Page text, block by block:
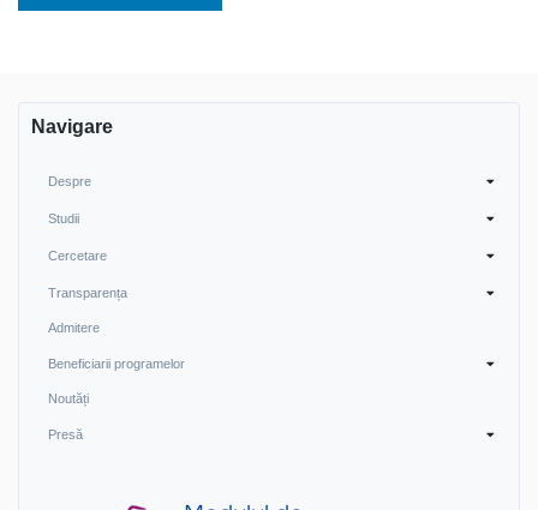
Navigare
Despre
Studii
Cercetare
Transparența
Admitere
Beneficiarii programelor
Noutăți
Presă